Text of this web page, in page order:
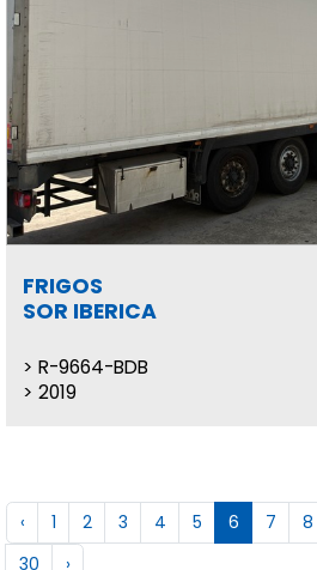
FRIGOS
SOR IBERICA
R-9664-BDB
2019
‹ 1 2 3 4 5 6 7 8
30
›